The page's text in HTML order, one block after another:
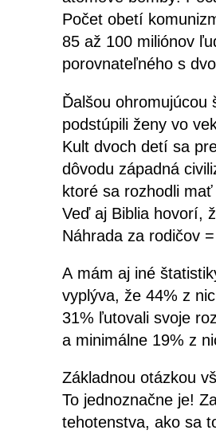
Počet obetí
85 až 100 miliónov
porovnateľného s
Ďalšou ohromujúcou
podstúpili ženy vo
Kult dvoch detí sa
dôvodu západná
ktoré sa rozhodli
Veď aj Biblia hovorí,
Náhrada za rodičov
A mám aj iné
vyplýva, že 44% z
31% ľutovali svoje
a minimálne 19% z
Základnou otázkou
To jednoznačne je!
tehotenstva, ako sa